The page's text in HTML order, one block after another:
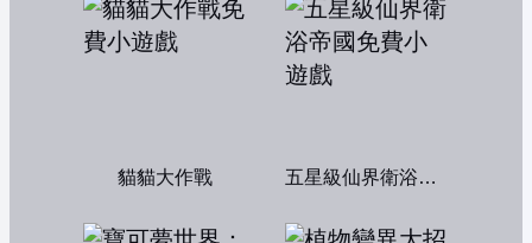
貓貓大作戰 五星級仙界衛浴帝國